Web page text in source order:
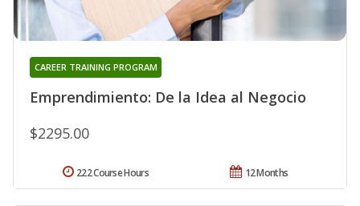
Emprendimiento: De la Idea al Negocio
CAREER TRAINING PROGRAM
$2295.00
12 Months
222 Course Hours